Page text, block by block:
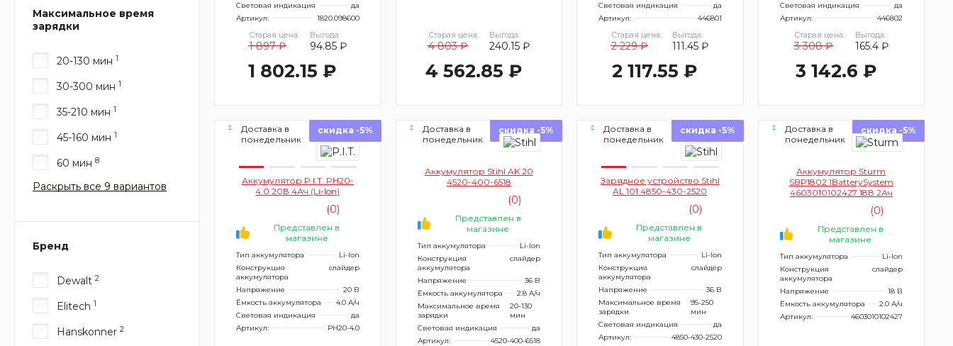
Максимальное время
зарядки
20-130 мин 1
30-300 мин 1
35-210 мин 1
45-160 мин 1
60 мин 8
Раскрыть все 9 вариантов
Бренд
Dewalt 2
Elitech 1
Hanskonner 2
Световая индикация
да
Артикул:
1820.098600
Старая цена:
1 897 ₽
Выгода:
94.85 ₽
1 802.15 ₽
Старая цена:
4 803 ₽
Выгода:
240.15 ₽
4 562.85 ₽
Световая индикация
да
Артикул:
446801
Старая цена:
2 229 ₽
Выгода:
111.45 ₽
2 117.55 ₽
Световая индикация
да
Артикул:
446802
Старая цена:
3 308 ₽
Выгода:
165.4 ₽
3 142.6 ₽
Доставка в
понедельник
скидка -5%
Аккумулятор P.I.T. PH20-
4.0 20В 4Ач (Li-lon)
(0)
Представлен в
магазине
Тип аккумулятора
Li-Ion
Конструкция
аккумулятора
слайдер
Напряжение
20 В
Ёмкость аккумулятора
4.0 А/ч
Световая индикация
да
Артикул:
PH20-4.0
Доставка в
понедельник
скидка -5%
Аккумулятор Stihl AK 20
4520-400-6518
(0)
Представлен в
магазине
Тип аккумулятора
Li-Ion
Конструкция
аккумулятора
слайдер
Напряжение
36 В
Ёмкость аккумулятора
2.8 А/ч
Максимальное время
зарядки
20-130
мин
Световая индикация
да
Артикул:
4520-400-6518
Доставка в
понедельник
скидка -5%
Зарядное устройство Stihl
AL 101 4850-430-2520
(0)
Представлен в
магазине
Тип аккумулятора
Li-Ion
Конструкция
аккумулятора
слайдер
Напряжение
36 В
Максимальное время
зарядки
95-250
мин
Световая индикация
да
Артикул:
4850-430-2520
Доставка в
понедельник
скидка -5%
Аккумулятор Sturm
SBP1802 1BatterySystem
4603010102427 18В 2Ач
(0)
Представлен в
магазине
Тип аккумулятора
Li-Ion
Конструкция
аккумулятора
слайдер
Напряжение
18 В
Ёмкость аккумулятора
2.0 А/ч
Артикул:
4603010102427